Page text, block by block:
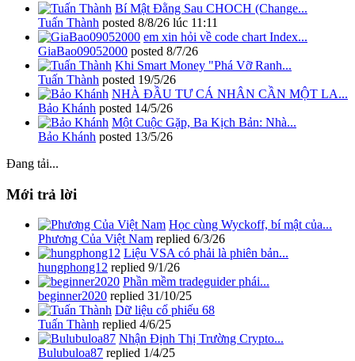
Bí Mật Đằng Sau CHOCH (Change...
Tuấn Thành posted 8/8/26 lúc 11:11
em xin hỏi về code chart Index...
GiaBao09052000 posted 8/7/26
Khi Smart Money "Phá Vỡ Ranh...
Tuấn Thành posted 19/5/26
NHÀ ĐẦU TƯ CÁ NHÂN CẦN MỘT LA...
Bảo Khánh posted 14/5/26
Một Cuộc Gặp, Ba Kịch Bản: Nhà...
Bảo Khánh posted 13/5/26
Đang tải...
Mới trả lời
Học cùng Wyckoff, bí mật của...
Phương Của Việt Nam replied 6/3/26
Liệu VSA có phải là phiên bản...
hungphong12 replied 9/1/26
Phần mềm tradeguider phái...
beginner2020 replied 31/10/25
Dữ liệu cổ phiếu 68
Tuấn Thành replied 4/6/25
Nhận Định Thị Trường Crypto...
Bulubuloa87 replied 1/4/25